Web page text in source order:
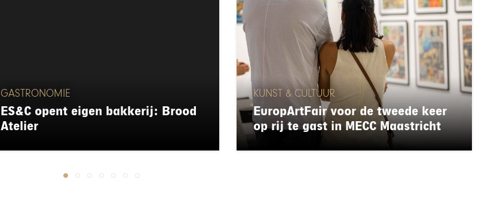
GASTRONOMIE
ES&C opent eigen bakkerij: Brood
Atelier
KUNST & CULTUUR
EuropArtFair voor de tweede keer
op rij te gast in MECC Maastricht